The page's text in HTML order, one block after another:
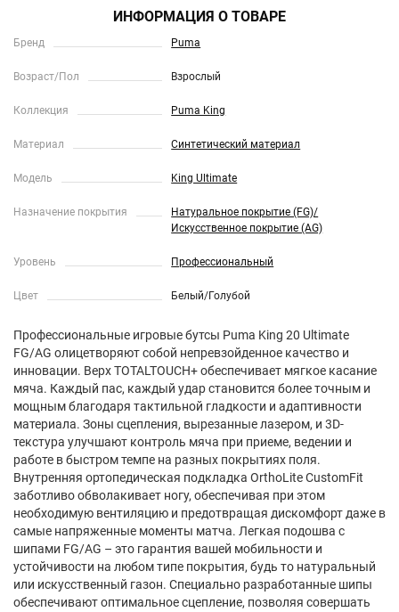
ИНФОРМАЦИЯ О ТОВАРЕ
Бренд Puma
Возраст/Пол Взрослый
Коллекция Puma King
Материал Синтетический материал
Модель King Ultimate
Назначение покрытия
Натуральное покрытие (FG)/
Искусственное покрытие (AG)
Уровень Профессиональный
Цвет Белый/Голубой
Профессиональные игровые бутсы Puma King 20 Ultimate
FG/AG олицетворяют собой непревзойденное качество и
инновации. Верх TOTALTOUCH+ обеспечивает мягкое касание
мяча. Каждый пас, каждый удар становится более точным и
мощным благодаря тактильной гладкости и адаптивности
материала. Зоны сцепления, вырезанные лазером, и 3D-
текстура улучшают контроль мяча при приеме, ведении и
работе в быстром темпе на разных покрытиях поля.
Внутренняя ортопедическая подкладка OrthoLite CustomFit
заботливо обволакивает ногу, обеспечивая при этом
необходимую вентиляцию и предотвращая дискомфорт даже в
самые напряженные моменты матча. Легкая подошва с
шипами FG/AG – это гарантия вашей мобильности и
устойчивости на любом типе покрытия, будь то натуральный
или искусственный газон. Специально разработанные шипы
обеспечивают оптимальное сцепление, позволяя совершать